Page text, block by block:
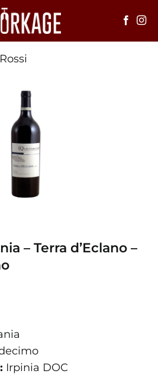
Rossi
– Terra d’Eclano –
Irpinia DOC